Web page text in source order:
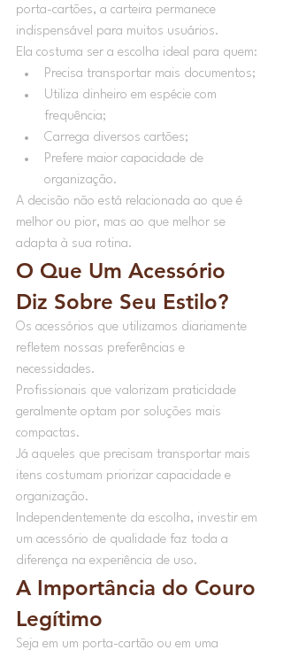
porta-cartões, a carteira permanece
indispensável para muitos usuários.
Ela costuma ser a escolha ideal para quem:
Precisa transportar mais documentos;
Utiliza dinheiro em espécie com
frequência;
Carrega diversos cartões;
Prefere maior capacidade de
organização.
A decisão não está relacionada ao que é
melhor ou pior, mas ao que melhor se
adapta à sua rotina.
O Que Um Acessório
Diz Sobre Seu Estilo?
Os acessórios que utilizamos diariamente
refletem nossas preferências e
necessidades.
Profissionais que valorizam praticidade
geralmente optam por soluções mais
compactas.
Já aqueles que precisam transportar mais
itens costumam priorizar capacidade e
organização.
Independentemente da escolha, investir em
um acessório de qualidade faz toda a
diferença na experiência de uso.
A Importância do Couro
Legítimo
Seja em um porta-cartão ou em uma